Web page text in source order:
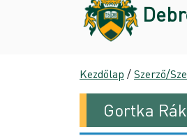
Kezdőlap /Szerző/
Gortka